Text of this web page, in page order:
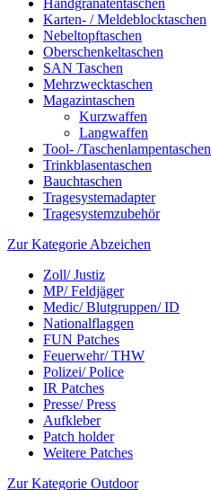
Handgranatentaschen
Karten- / Meldeblocktaschen
Nebeltopftaschen
Oberschenkeltaschen
SAN Taschen
Mehrzwecktaschen
Magazintaschen
Kurzwaffen
Langwaffen
Tool- /Taschenlampentaschen
Trinkblasentaschen
Bauchtaschen
Tragesystemadapter
Tragesystemzubehör
Zur Kategorie Abzeichen
Zoll/ Justiz
MP/ Feldjäger
Medic/ Blutgruppen/ ID
Nationalflaggen
FUN Patches
Feuerwehr/ THW
Polizei/ Police
IR Patches
Presse/ Press
Aufkleber
Patch holder
Weitere Patches
Zur Kategorie Outdoor